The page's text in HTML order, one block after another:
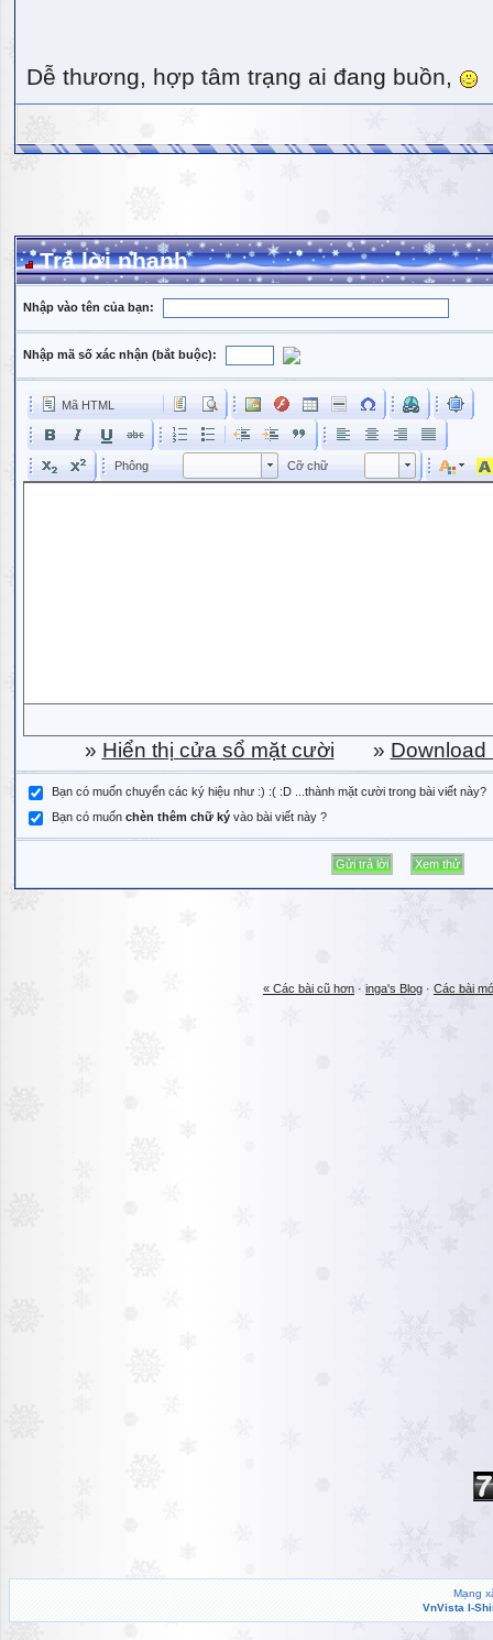
Dễ thương, hợp tâm trạng ai đang buồn,
Trả lời nhanh
Nhập vào tên của bạn:
Nhập mã số xác nhận (bắt buộc):
Mã HTML
Phông Phông Cỡ chữ Kích cỡ phông
» Hiển thị cửa sổ mặt cười » Download
Bạn có muốn chuyển các ký hiệu như :) :( :D ...thành mặt cười trong bài viết này?
Bạn có muốn chèn thêm chữ ký vào bài viết này ?
« Các bài cũ hơn · inga's Blog · Các bài
Mạng
VnVista I-